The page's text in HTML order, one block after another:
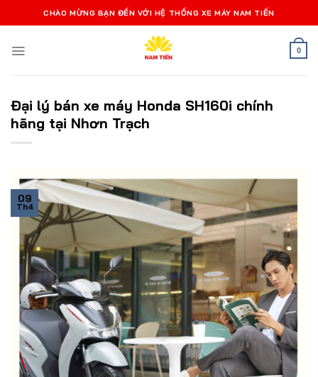
qua
dung
CHÀO MỪNG BẠN ĐẾN VỚI HỆ THỐNG XE MÁY NAM TIẾN
0
Đại lý bán xe máy Honda SH160i chính
hãng tại Nhơn Trạch
09
Th4